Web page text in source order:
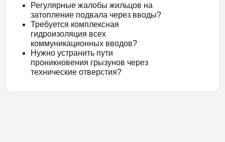
Регулярные жалобы жильцов на
затопление подвала через вводы?
Требуется комплексная
гидроизоляция всех
коммуникационных вводов?
Нужно устранить пути
проникновения грызунов через
технические отверстия?